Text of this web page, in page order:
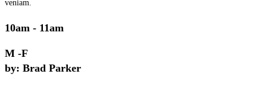
veniam.
10am - 11am
M -F
by: Brad Parker